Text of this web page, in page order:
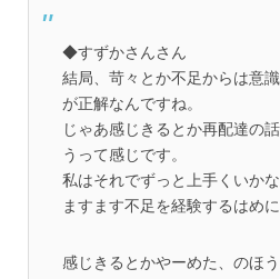
◆すずかさんさん
結局、苛々とか不足からは意
が正解なんですね。
じゃあ感じきるとか再配達の
うって感じです。
私はそれでずっと上手くいかな
ますます不足を経験するはめに
感じきるとかやーめた、のほ